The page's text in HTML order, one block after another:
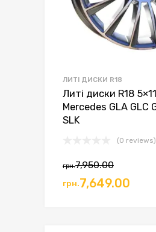
ЛИТІ ДИСКИ R18
Литі диски R18
Mercedes GLA GLC
SLK
(0 reviews)
грн.7,950.00
ціна:
грн.7,649.00
ціна: